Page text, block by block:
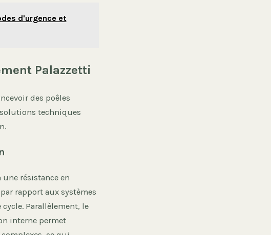
d'urgence et
Palazzetti
des poêles
techniques
une résistance en
rapport aux systèmes
Parallèlement, le
interne permet